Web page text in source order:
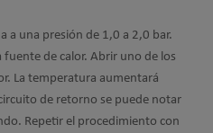
a una presión de 1,0 a 2,0 bar.
de calor. Abrir uno de los
La temperatura aumentará
de retorno se puede notar
Repetir el procedimiento con